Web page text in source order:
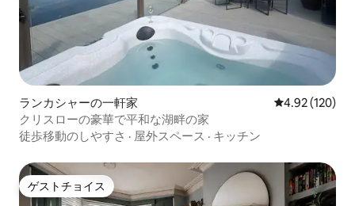
ランカシャーの一軒家 レビュー120
4.92 (120)
クリスローの豪華で平和な湖畔の家
徒歩移動のしやすさ · 屋外スペース · キッチン
ゲストチョイス
ゲストチョイス